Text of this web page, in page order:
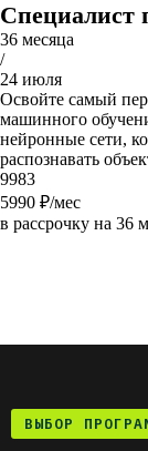
Специалист
36 месяца
/
24 июля
Освойте самый
машинного
нейронные сети,
распознавать
9983
5990 ₽/мес
в рассрочку на 36
ВЫБОР